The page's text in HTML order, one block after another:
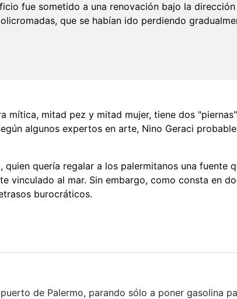
fue sometido a una renovación bajo la
que se habían ido perdiendo
mítica, mitad pez y mitad mujer, tiene dos
algunos expertos en arte, Nino Geraci
quería regalar a los palermitanos una fuente
vinculado al mar. Sin embargo, como consta en
burocráticos.
de Palermo, parando sólo a poner gasolina